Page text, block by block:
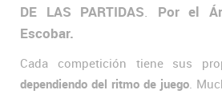
DE LAS PARTIDAS. Por el
Escobar.
Cada competición tiene sus
dependiendo del ritmo de juego .